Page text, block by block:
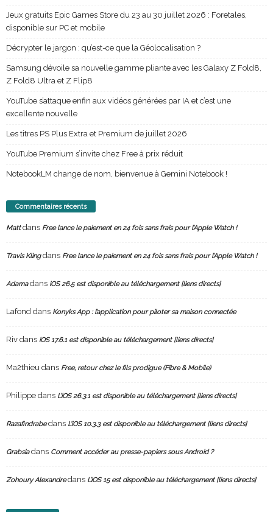
Jeux gratuits Epic Games Store du 23 au 30 juillet 2026 : Foretales,
disponible sur PC et mobile
Décrypter le jargon : qu’est-ce que la Géolocalisation ?
Samsung dévoile sa nouvelle gamme pliante avec les Galaxy Z Fold8,
Z Fold8 Ultra et Z Flip8
YouTube s’attaque enfin aux vidéos générées par IA et c’est une
excellente nouvelle
Les titres PS Plus Extra et Premium de juillet 2026
YouTube Premium s’invite chez Free à prix réduit
NotebookLM change de nom, bienvenue à Gemini Notebook !
Commentaires récents
Mattdans Free lance le paiement en 24 fois sans frais pour l’Apple Watch !
Travis Klingdans Free lance le paiement en 24 fois sans frais pour l’Apple Watch !
Adamadans iOS 26.5 est disponible au téléchargement [liens directs]
Lafond dans Konyks App : l’application pour piloter sa maison connectée
Riv dans iOS 17.6.1 est disponible au téléchargement [liens directs]
Ma2thieu dans Free, retour chez le fils prodigue (Fibre & Mobile)
Philippe dans L’iOS 26.3.1 est disponible au téléchargement [liens directs]
Razafindrabedans L’iOS 10.3.3 est disponible au téléchargement [liens directs]
Grabsiadans Comment accéder au presse-papiers sous Android ?
Zohoury Alexandredans L’iOS 15 est disponible au téléchargement [liens directs]